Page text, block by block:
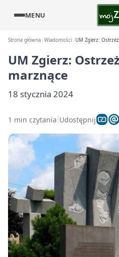
MENU
Strona główna Wiadomości UM Zgierz:
UM Zgierz:
marznące
18 stycznia 2024
1 min czytania Udostępnij